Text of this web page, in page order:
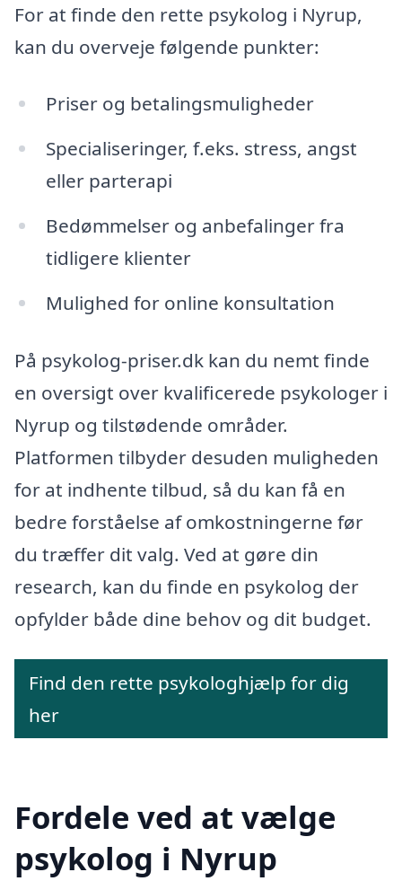
For at finde den rette psykolog i Nyrup,
kan du overveje følgende punkter:
Priser og betalingsmuligheder
Specialiseringer, f.eks. stress, angst
eller parterapi
Bedømmelser og anbefalinger fra
tidligere klienter
Mulighed for online konsultation
På psykolog-priser.dk kan du nemt finde
en oversigt over kvalificerede psykologer i
Nyrup og tilstødende områder.
Platformen tilbyder desuden muligheden
for at indhente tilbud, så du kan få en
bedre forståelse af omkostningerne før
du træffer dit valg. Ved at gøre din
research, kan du finde en psykolog der
opfylder både dine behov og dit budget.
Find den rette psykologhjælp for dig
her
Fordele ved at vælge
psykolog i Nyrup